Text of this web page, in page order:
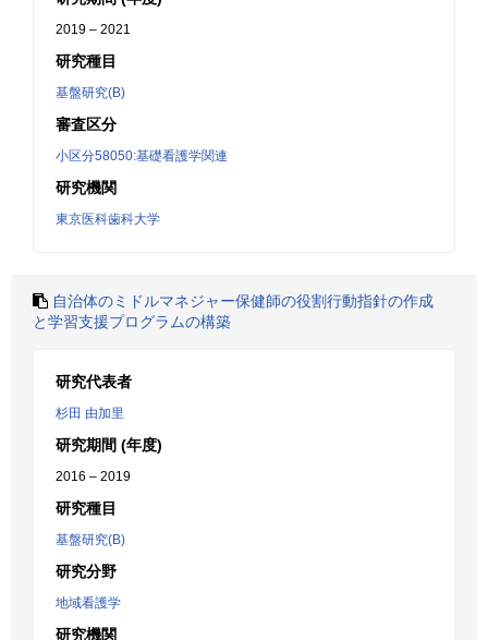
2019 – 2021
研究種目
基盤研究(B)
審査区分
小区分58050:基礎看護学関連
研究機関
東京医科歯科大学
自治体のミドルマネジャー保健師の役割行動指針の作成
と学習支援プログラムの構築
研究代表者
杉田 由加里
研究期間 (年度)
2016 – 2019
研究種目
基盤研究(B)
研究分野
地域看護学
研究機関